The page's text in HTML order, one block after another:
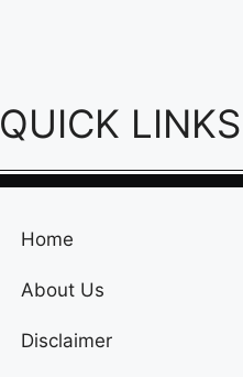
QUICK LINKS
Home
About Us
Disclaimer